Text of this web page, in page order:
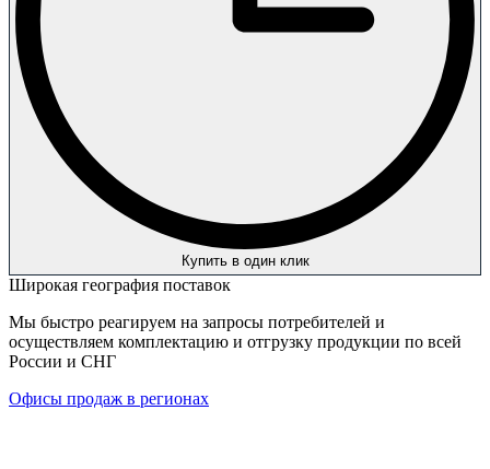
Купить в один клик
Широкая география поставок
Мы быстро реагируем на запросы потребителей и
осуществляем комплектацию и отгрузку продукции по всей
России и СНГ
Офисы продаж в регионах